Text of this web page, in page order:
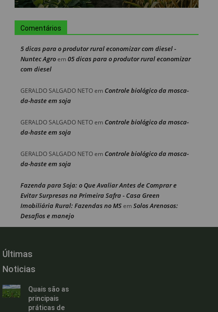
Comentários
5 dicas para o produtor rural economizar com diesel -
Nuntec Agroem 05 dicas para o produtor rural economizar
com diesel
GERALDO SALGADO NETOem Controle biológico da mosca-
da-haste em soja
GERALDO SALGADO NETOem Controle biológico da mosca-
da-haste em soja
GERALDO SALGADO NETOem Controle biológico da mosca-
da-haste em soja
Fazenda para Soja: o Que Avaliar Antes de Comprar e
Evitar Surpresas na Primeira Safra - Casa Green
Imobiliária Rural: Fazendas no MSem Solos Arenosos:
Desafios e manejo
Últimas
Noticias
Quais são as
principais
práticas de